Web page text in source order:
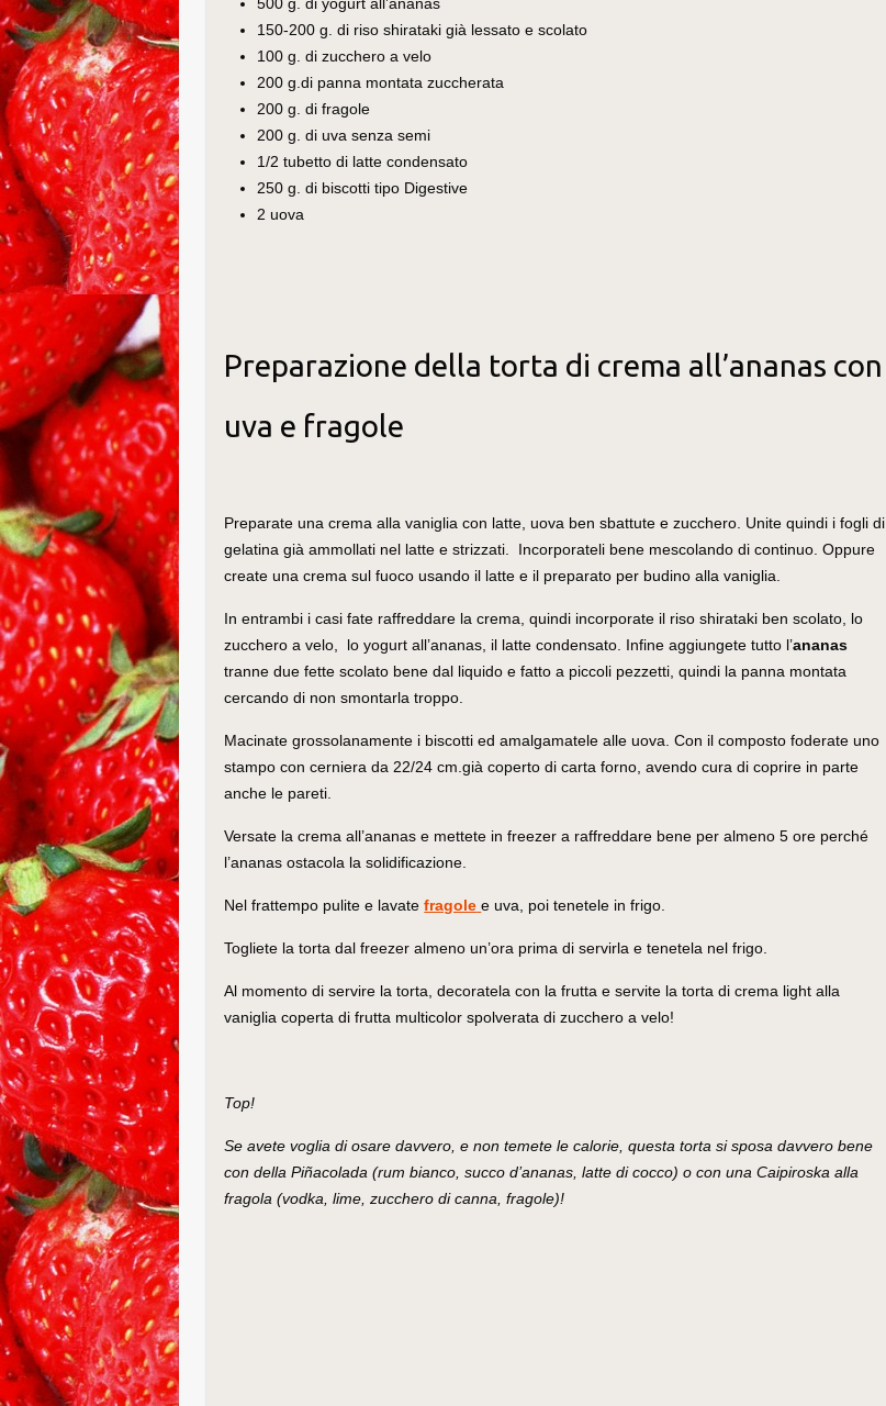
150-200 g. di riso shirataki già lessato e scolato
100 g. di zucchero a velo
200 g.di panna montata zuccherata
200 g. di fragole
200 g. di uva senza semi
1/2 tubetto di latte condensato
250 g. di biscotti tipo Digestive
2 uova
Preparazione della torta di crema all’ananas con
uva e fragole
Preparate una crema alla vaniglia con latte, uova ben sbattute e zucchero. Unite quindi i fogli di
gelatina già ammollati nel latte e strizzati. Incorporateli bene mescolando di continuo. Oppure
create una crema sul fuoco usando il latte e il preparato per budino alla vaniglia.
In entrambi i casi fate raffreddare la crema, quindi incorporate il riso shirataki ben scolato, lo
zucchero a velo, lo yogurt all’ananas, il latte condensato. Infine aggiungete tutto l’ananas
tranne due fette scolato bene dal liquido e fatto a piccoli pezzetti, quindi la panna montata
cercando di non smontarla troppo.
Macinate grossolanamente i biscotti ed amalgamatele alle uova. Con il composto foderate uno
stampo con cerniera da 22/24 cm.già coperto di carta forno, avendo cura di coprire in parte
anche le pareti.
Versate la crema all’ananas e mettete in freezer a raffreddare bene per almeno 5 ore perché
l’ananas ostacola la solidificazione.
Nel frattempo pulite e lavatefragole e uva, poi tenetele in frigo.
Togliete la torta dal freezer almeno un’ora prima di servirla e tenetela nel frigo.
Al momento di servire la torta, decoratela con la frutta e servite la torta di crema light alla
vaniglia coperta di frutta multicolor spolverata di zucchero a velo!
Top!
Se avete voglia di osare davvero, e non temete le calorie, questa torta si sposa davvero bene
con della Piñacolada (rum bianco, succo d’ananas, latte di cocco) o con una Caipiroska alla
fragola (vodka, lime, zucchero di canna, fragole)!